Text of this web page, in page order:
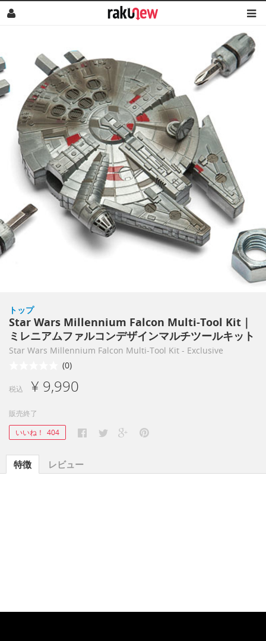
トップ
Star Wars Millennium Falcon Multi-Tool Kit｜
ミレニアムファルコンデザインマルチツールキット
Star Wars Millennium Falcon Multi-Tool Kit - Exclusive
(0)
税込 ¥ 9,990
販売終了
いいね！ 404
特徴 レビュー